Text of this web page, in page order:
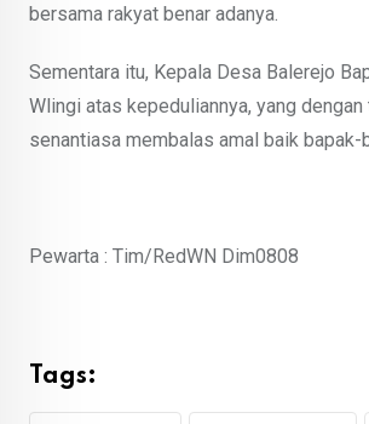
bersama rakyat benar adanya.
Sementara itu, Kepala Desa Balerejo
Wlingi atas kepeduliannya, yang
senantiasa membalas amal baik bapak-
Pewarta : Tim/RedWN Dim0808
Tags: